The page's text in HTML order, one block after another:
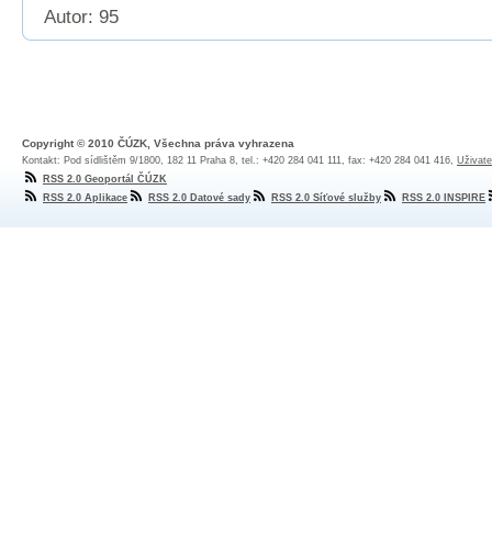
Autor: 95
Copyright © 2010 ČÚZK, Všechna práva vyhrazena
Kontakt: Pod sídlištěm 9/1800, 182 11 Praha 8, tel.: +420 284 041 111, fax: +420 284 041 416,
RSS 2.0 Geoportál ČÚZK
RSS 2.0 Aplikace
RSS 2.0 Datové sady RSS 2.0 Síťové služby RSS 2.0 INSPIRE